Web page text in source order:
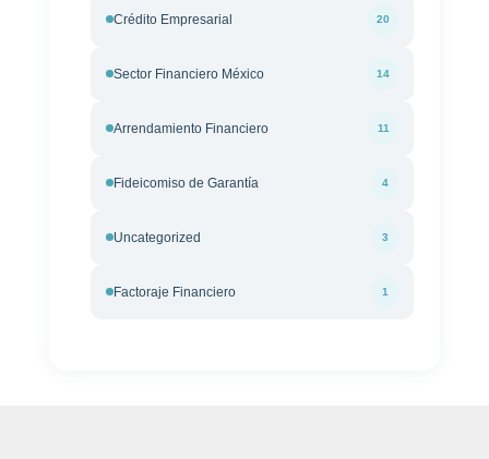
Crédito Empresarial 20
Sector Financiero México 14
Arrendamiento Financiero 11
Fideicomiso de Garantía 4
Uncategorized 3
Factoraje Financiero 1